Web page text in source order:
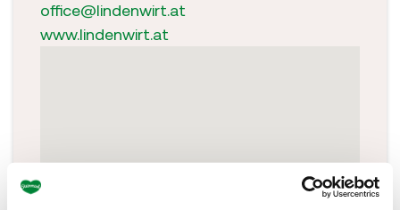
office@lindenwirt.at
www.lindenwirt.at